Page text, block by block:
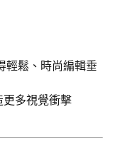
輕鬆、時尚編輯垂
多視覺衝擊